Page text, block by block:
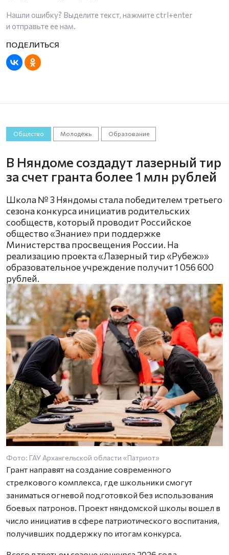
Нашли ошибку? Выделите текст, нажмите ctrl+enter
и отправьте ее нам.
Общество Молодёжь Образование
В Няндоме создадут лазерный тир
за счет гранта более 1 млн рублей
Школа № 3 Няндомы стала победителем третьего
сезона конкурса инициатив родительских
сообществ, который проводит Российское
общество «Знание» при поддержке
Министерства просвещения России. На
реализацию проекта «Лазерный тир «Рубеж»»
образовательное учреждение получит 1 056 600
рублей.
Фото: ГАУ Архангельской области «Патриот»
Грант направят на создание современного
стрелкового комплекса, где школьники смогут
заниматься огневой подготовкой без использования
боевых патронов. Проект няндомской школы вошел в
число инициатив в сфере патриотического воспитания,
получивших поддержку по итогам конкурса.